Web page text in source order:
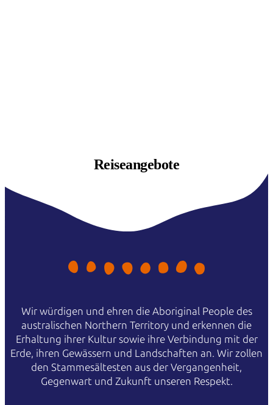
Reiseangebote
Wir würdigen und ehren die Aboriginal People des
australischen Northern Territory und erkennen die
Erhaltung ihrer Kultur sowie ihre Verbindung mit der
Erde, ihren Gewässern und Landschaften an. Wir zollen
den Stammesältesten aus der Vergangenheit,
Gegenwart und Zukunft unseren Respekt.